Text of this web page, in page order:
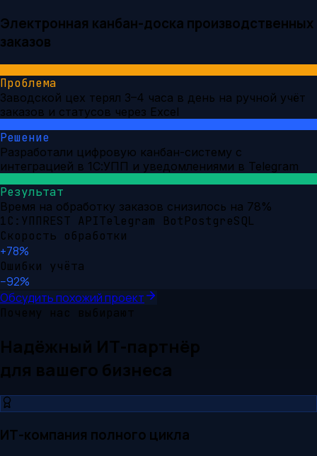
Электронная канбан-доска производственных
заказов
Проблема
Заводской цех терял 3–4 часа в день на ручной учёт
заказов и статусов через Excel
Решение
Разработали цифровую канбан-систему с
интеграцией в 1С:УПП и уведомлениями в Telegram
Результат
Время на обработку заказов снизилось на 78%
1С:УППREST APITelegram BotPostgreSQL
Скорость обработки
+78%
Ошибки учёта
−92%
Обсудить похожий проект
Почему нас выбирают
Надёжный ИТ-партнёр
для вашего бизнеса
ИТ-компания полного цикла